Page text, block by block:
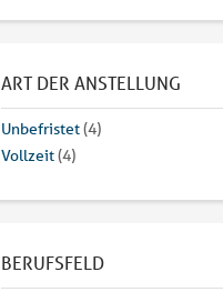
ART DER ANSTELLUNG
Unbefristet(4)
Vollzeit(4)
BERUFSFELD